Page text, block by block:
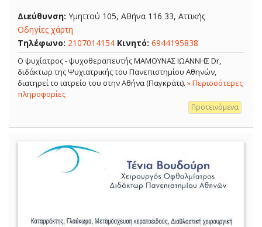
Διεύθυνση: Υμηττού 105, Αθήνα 116 33, Αττικής
Οδηγίες χάρτη
Τηλέφωνο: 2107014154 Κινητό: 6944195838
Ο ψυχίατρος - ψυχοθεραπευτής ΜΑΜΟΥΝΑΣ ΙΩΑΝΝΗΣ Dr,
διδάκτωρ της Ψυχιατρικής του Πανεπιστημίου Αθηνών,
διατηρεί το ιατρείο του στην Αθήνα (Παγκράτι). » Περισσότερες
πληροφορίες
Προτεινόμενα